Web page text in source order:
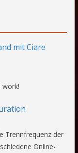
mit Ciare
work!
Trennfrequenz der
Online-